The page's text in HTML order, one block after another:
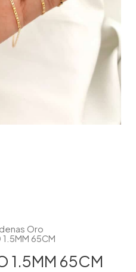
Oro
1.5MM 65CM
1.5MM 65CM